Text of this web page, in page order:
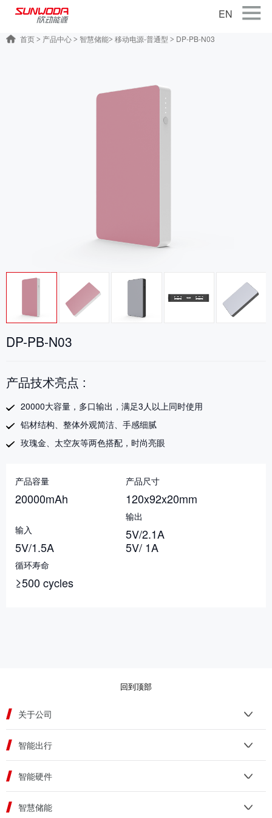
首页
EN
首页 > 产品中心 > 智慧储能> 移动电源-普通型 > DP-PB-N03
DP-PB-N03
产品技术亮点 :
20000大容量，多口输出，满足3人以上同时使用
铝材结构、整体外观简洁、手感细腻
玫瑰金、太空灰等两色搭配，时尚亮眼
产品容量
20000mAh
产品尺寸
120x92x20mm
输入
5V/1.5A
输出
5V/2.1A
5V/ 1A
循环寿命
≥500 cycles
回到顶部
关于公司
智能出行
智能硬件
智慧储能